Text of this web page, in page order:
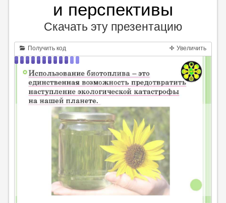
и перспективы
Скачать эту презентацию
Получить код Увеличить